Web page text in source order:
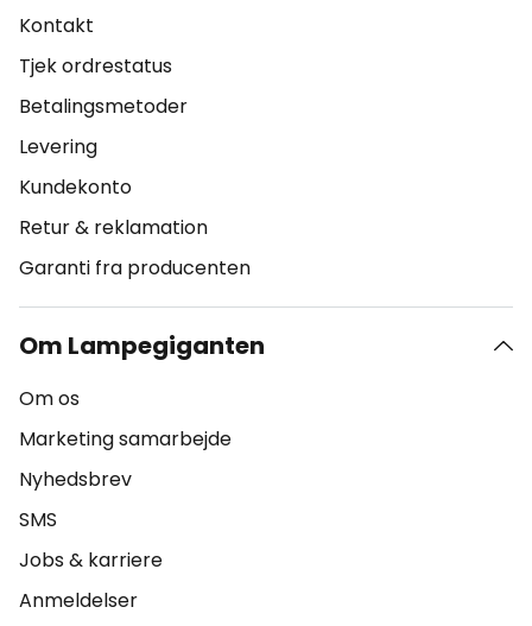
Kontakt
Tjek ordrestatus
Betalingsmetoder
Levering
Kundekonto
Retur & reklamation
Garanti fra producenten
Om Lampegiganten
Om os
Marketing samarbejde
Nyhedsbrev
SMS
Jobs & karriere
Anmeldelser